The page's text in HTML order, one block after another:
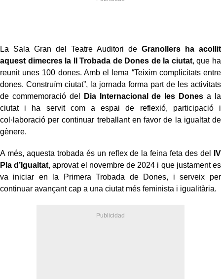
La Sala Gran del Teatre Auditori de Granollers ha acollit
aquest dimecres la II Trobada de Dones de la ciutat, que ha
reunit unes 100 dones. Amb el lema “Teixim complicitats entre
dones. Construïm ciutat”, la jornada forma part de les activitats
de commemoració del
Dia Internacional de les Dones a la
ciutat i ha servit com a espai de reflexió, participació i
col·laboració per continuar treballant en favor de la igualtat de
gènere.
A més, aquesta trobada és un reflex de la feina feta des del
IV
Pla d’Igualtat, aprovat el novembre de 2024 i que justament es
va iniciar en la Primera Trobada de Dones, i serveix per
continuar avançant cap a una ciutat més feminista i igualitària.